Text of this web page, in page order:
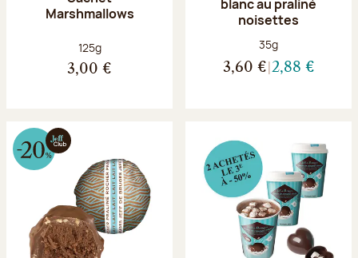
Marshmallows
Poids net :
125g
3,00 €
blanc au praliné
noisettes
Poids net :
35g
3,60 € 2,88 €